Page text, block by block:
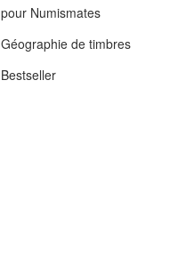
pour Numismates
Géographie de timbres
Bestseller